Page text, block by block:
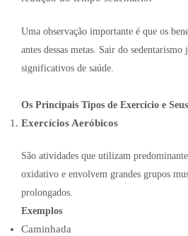
Uma observação importante é que os
antes dessas metas. Sair do sedentarismo
significativos de saúde.
Os Principais Tipos de Exercício e
Exercícios Aeróbicos
São atividades que utilizam
oxidativo e envolvem grandes grupos
prolongados.
Exemplos
Caminhada